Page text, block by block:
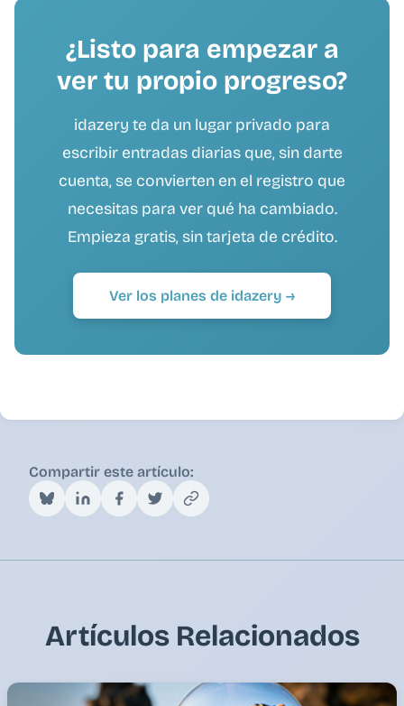
¿Listo para empezar a
ver tu propio progreso?
idazery te da un lugar privado para
escribir entradas diarias que, sin darte
cuenta, se convierten en el registro que
necesitas para ver qué ha cambiado.
Empieza gratis, sin tarjeta de crédito.
Ver los planes de idazery →
Compartir este artículo:
Artículos Relacionados